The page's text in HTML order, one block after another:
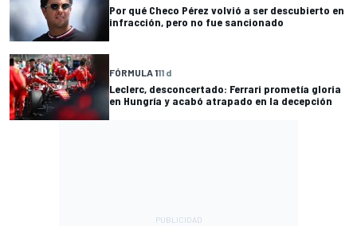
Por qué Checo Pérez volvió a ser descubierto en
infracción, pero no fue sancionado
FÓRMULA 111 d
Leclerc, desconcertado: Ferrari prometía gloria
en Hungría y acabó atrapado en la decepción